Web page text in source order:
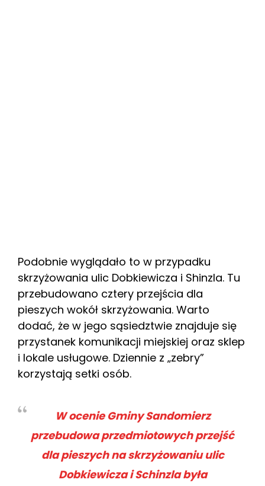
Podobnie wyglądało to w przypadku
skrzyżowania ulic Dobkiewicza i Shinzla. Tu
przebudowano cztery przejścia dla
pieszych wokół skrzyżowania. Warto
dodać, że w jego sąsiedztwie znajduje się
przystanek komunikacji miejskiej oraz sklep
i lokale usługowe. Dziennie z „zebry”
korzystają setki osób.
W ocenie Gminy Sandomierz
przebudowa przedmiotowych przejść
dla pieszych na skrzyżowaniu ulic
Dobkiewicza i Schinzla była